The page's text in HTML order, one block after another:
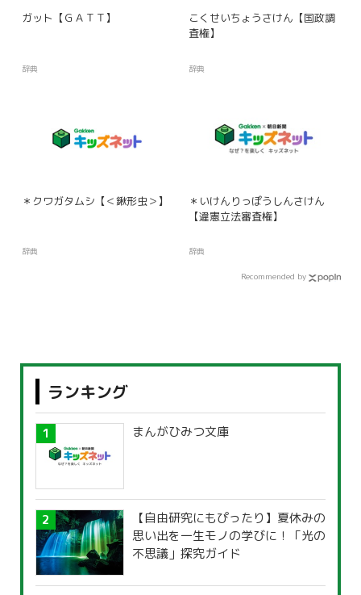
ガット【ＧＡＴＴ】
辞典
こくせいちょうさけん【国政調
査権】
辞典
＊クワガタムシ【＜鍬形虫＞】
辞典
＊いけんりっぽうしんさけん
【違憲立法審査権】
辞典
Recommended by
ランキング
まんがひみつ文庫
【自由研究にもぴったり】夏休みの
思い出を一生モノの学びに！「光の
不思議」探究ガイド